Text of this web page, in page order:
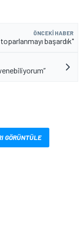
ÖNCEKI HABER
başardık"
GÖRÜNTÜLE